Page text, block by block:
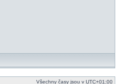
Všechny časy jsou v UTC+01:00